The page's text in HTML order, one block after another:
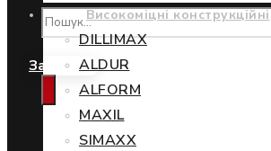
Замовити
Високоміцні конструкційні
DILLIMAX
ALDUR
ALFORM
MAXIL
SIMAXX